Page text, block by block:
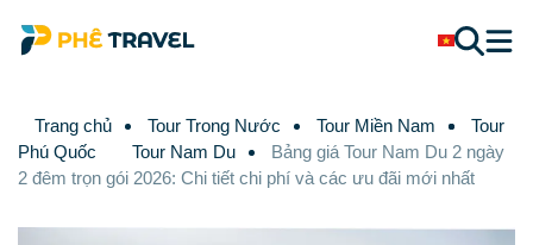
Trang chủ Tour Trong Nước Tour Miền Nam
Tour
Phú Quốc
Tour Nam Du
Bảng giá Tour Nam Du 2 ngày
2 đêm trọn gói 2026: Chi tiết chi phí và các ưu đãi mới nhất